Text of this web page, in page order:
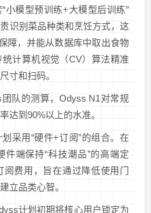
小模型预训练+大模型后训练”
识别菜品种类和烹饪方式，这
障，并能从数据库中取出食物
计算机视觉（CV）算法精准
寸和扫码。
队的测算，Odyss N1对常规
达到90%以上的水准。
采用“硬件+订阅”的组合。在
端保持“科技潮品”的高端定
费用，旨在通过降低使用门
立品类心智。
计划初期将核心用户锁定为